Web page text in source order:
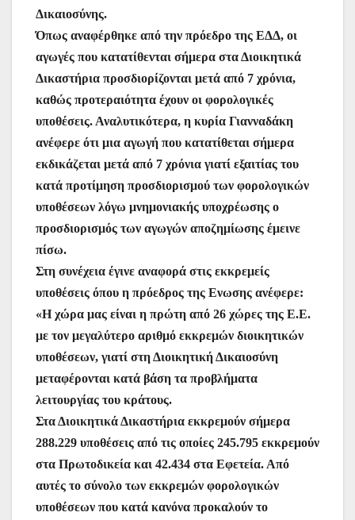
Δικαιοσύνης.
Όπως αναφέρθηκε από την πρόεδρο της ΕΔΔ, οι
αγωγές που κατατίθενται σήμερα στα Διοικητικά
Δικαστήρια προσδιορίζονται μετά από 7 χρόνια,
καθώς προτεραιότητα έχουν οι φορολογικές
υποθέσεις. Αναλυτικότερα, η κυρία Γιανναδάκη
ανέφερε ότι μια αγωγή που κατατίθεται σήμερα
εκδικάζεται μετά από 7 χρόνια γιατί εξαιτίας του
κατά προτίμηση προσδιορισμού των φορολογικών
υποθέσεων λόγω μνημονιακής υποχρέωσης ο
προσδιορισμός των αγωγών αποζημίωσης έμεινε
πίσω.
Στη συνέχεια έγινε αναφορά στις εκκρεμείς
υποθέσεις όπου η πρόεδρος της Ενωσης ανέφερε:
«Η χώρα μας είναι η πρώτη από 26 χώρες της Ε.Ε.
με τον μεγαλύτερο αριθμό εκκρεμών διοικητικών
υποθέσεων, γιατί στη Διοικητική Δικαιοσύνη
μεταφέρονται κατά βάση τα προβλήματα
λειτουργίας του κράτους.
Στα Διοικητικά Δικαστήρια εκκρεμούν σήμερα
288.229 υποθέσεις από τις οποίες 245.795 εκκρεμούν
στα Πρωτοδικεία και 42.434 στα Εφετεία. Από
αυτές το σύνολο των εκκρεμών φορολογικών
υποθέσεων που κατά κανόνα προκαλούν το